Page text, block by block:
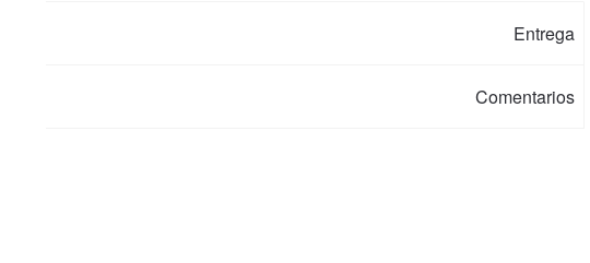
Entrega
Comentarios